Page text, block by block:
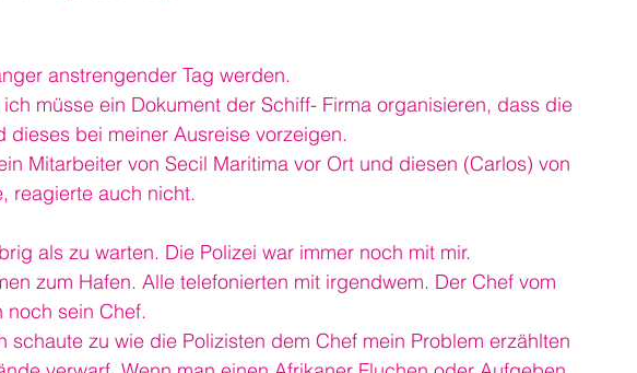
anstrengender Tag werden.
müsse ein Dokument der Schiff- Firma organisieren, dass die
dieses bei meiner Ausreise vorzeigen.
Mitarbeiter von Secil Maritima vor Ort und diesen (Carlos) von
reagierte auch nicht.
als zu warten. Die Polizei war immer noch mit mir.
zum Hafen. Alle telefonierten mit irgendwem. Der Chef vom
noch sein Chef.
schaute zu wie die Polizisten dem Chef mein Problem erzählten